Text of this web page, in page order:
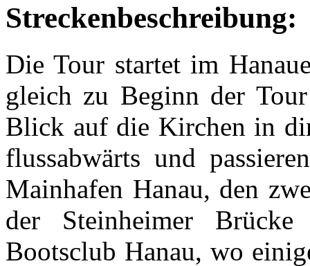
Streckenbeschreibung:
Die Tour startet im
gleich zu Beginn der
Blick auf die Kirchen in
flussabwärts und
Mainhafen Hanau, den
der Steinheimer
Bootsclub Hanau, wo